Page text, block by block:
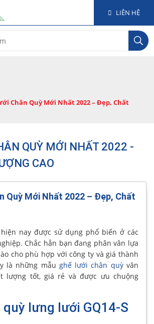
LIÊN HỆ
Chân Quỳ Mới Nhất 2022 – Đẹp, Chất
QUỲ MỚI NHẤT 2022 -
CAO
Quỳ Mới Nhất 2022 – Đẹp, Chất
nay được sử dụng phổ biến ở các
Chắc hẳn bạn đang phân vân lựa
cho phù hợp với công ty và giá thành
là những mẫu ghế lưới chân quỳvăn
lượng tốt, giá rẻ và được ưu chuộng
quỳ lưng lưới GQ14-S